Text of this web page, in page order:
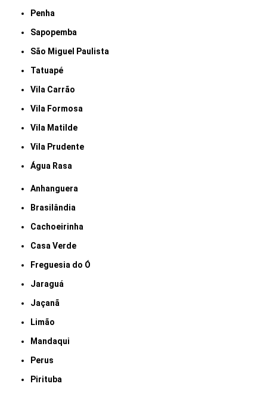
Penha
Sapopemba
São Miguel Paulista
Tatuapé
Vila Carrão
Vila Formosa
Vila Matilde
Vila Prudente
Água Rasa
Anhanguera
Brasilândia
Cachoeirinha
Casa Verde
Freguesia do Ó
Jaraguá
Jaçanã
Limão
Mandaqui
Perus
Pirituba